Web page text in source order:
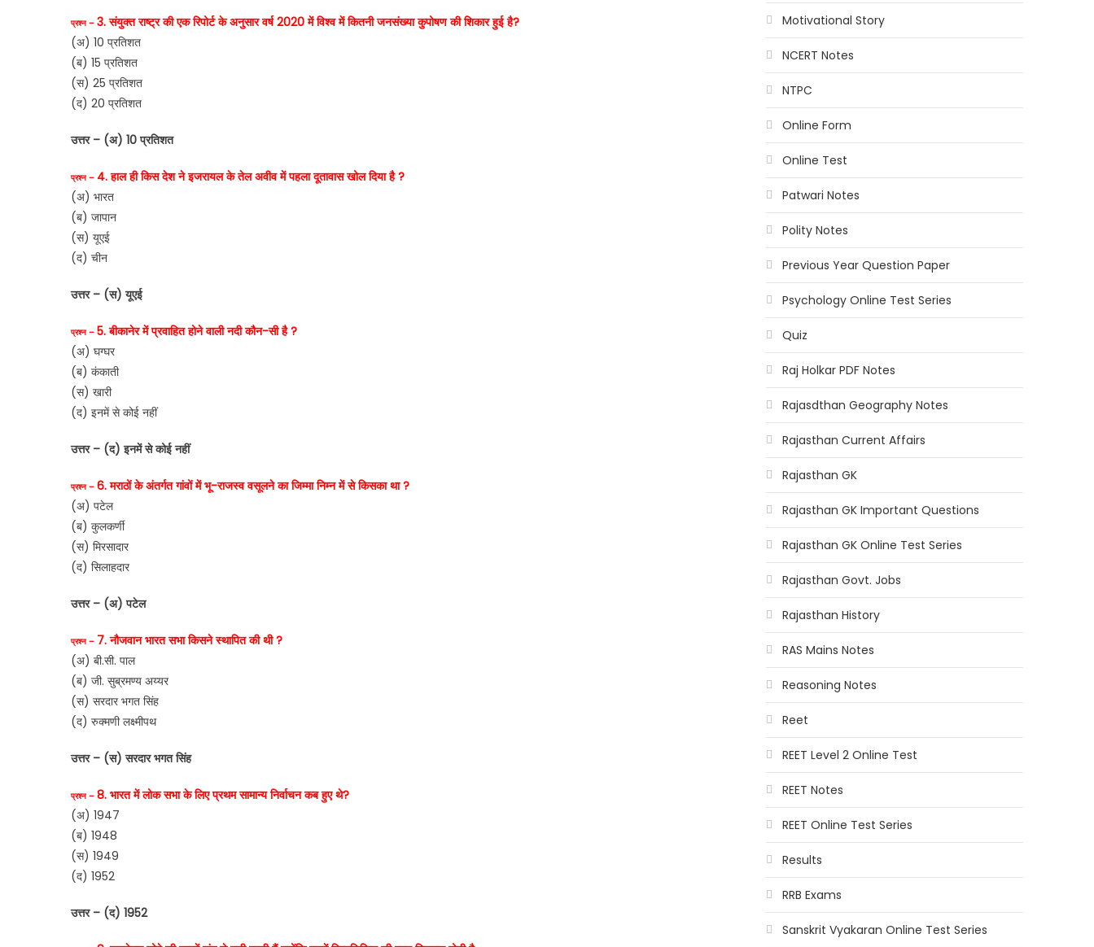
प्रश्न – 3. संयुक्त राष्ट्र की एक रिपोर्ट के अनुसार वर्ष 2020 में विश्व में कितनी जनसंख्या कुपोषण की शिकार हुई है?
(अ) 10 प्रतिशत
(ब) 15 प्रतिशत
(स) 25 प्रतिशत
(द) 20 प्रतिशत
उत्तर – (अ) 10 प्रतिशत
प्रश्न – 4. हाल ही किस देश ने इजरायल के तेल अवीव में पहला दूतावास खोल दिया है ?
(अ) भारत
(ब) जापान
(स) यूएई
(द) चीन
उत्तर – (स) यूएई
प्रश्न – 5. बीकानेर में प्रवाहित होने वाली नदी कौन-सी है ?
(अ) घग्घर
(ब) कंकाती
(स) खारी
(द) इनमें से कोई नहीं
उत्तर – (द) इनमें से कोई नहीं
प्रश्न – 6. मराठों के अंतर्गत गांवों में भू-राजस्व वसूलने का जिम्मा निम्न में से किसका था ?
(अ) पटेल
(ब) कुलकर्णी
(स) मिरसादार
(द) सिलाहदार
उत्तर – (अ) पटेल
प्रश्न – 7. नौजवान भारत सभा किसने स्थापित की थी ?
(अ) बी.सी. पाल
(ब) जी. सुब्रमण्य अय्यर
(स) सरदार भगत सिंह
(द) रुक्मणी लक्ष्मीपथ
उत्तर – (स) सरदार भगत सिंह
प्रश्न – 8. भारत में लोक सभा के लिए प्रथम सामान्य निर्वाचन कब हुए थे?
(अ) 1947
(ब) 1948
(स) 1949
(द) 1952
उत्तर – (द) 1952
Motivational Story
NCERT Notes
NTPC
Online Form
Online Test
Patwari Notes
Polity Notes
Previous Year Question Paper
Psychology Online Test Series
Quiz
Raj Holkar PDF Notes
Rajasdthan Geography Notes
Rajasthan Current Affairs
Rajasthan GK
Rajasthan GK Important Questions
Rajasthan GK Online Test Series
Rajasthan Govt. Jobs
Rajasthan History
RAS Mains Notes
Reasoning Notes
Reet
REET Level 2 Online Test
REET Notes
REET Online Test Series
Results
RRB Exams
Sanskrit Vyakaran Online Test Series